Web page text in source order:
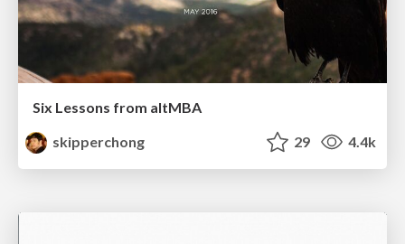
Six Lessons from altMBA
skipperchong
29 4.4k